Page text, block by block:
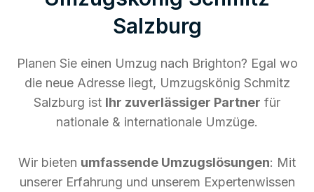
Salzburg
Planen Sie einen Umzug nach Brighton? Egal wo
die neue Adresse liegt, Umzugskönig Schmitz
Salzburg ist Ihr zuverlässiger Partner für
nationale & internationale Umzüge.
Wir bieten umfassende Umzugslösungen: Mit
unserer Erfahrung und unserem Expertenwissen